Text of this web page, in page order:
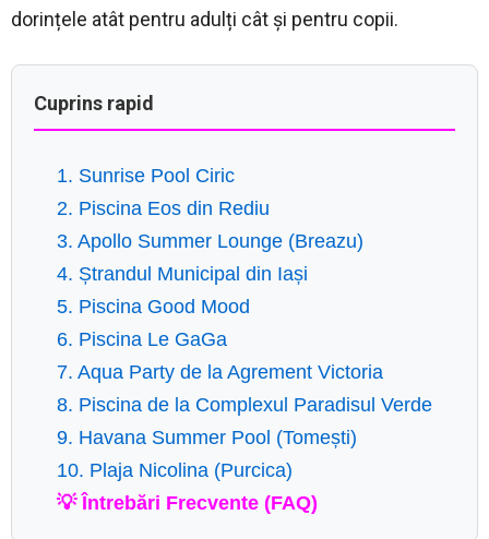
dorințele atât pentru adulți cât și pentru copii.
Cuprins rapid
1. Sunrise Pool Ciric
2. Piscina Eos din Rediu
3. Apollo Summer Lounge (Breazu)
4. Ștrandul Municipal din Iași
5. Piscina Good Mood
6. Piscina Le GaGa
7. Aqua Party de la Agrement Victoria
8. Piscina de la Complexul Paradisul Verde
9. Havana Summer Pool (Tomești)
10. Plaja Nicolina (Purcica)
💡 Întrebări Frecvente (FAQ)